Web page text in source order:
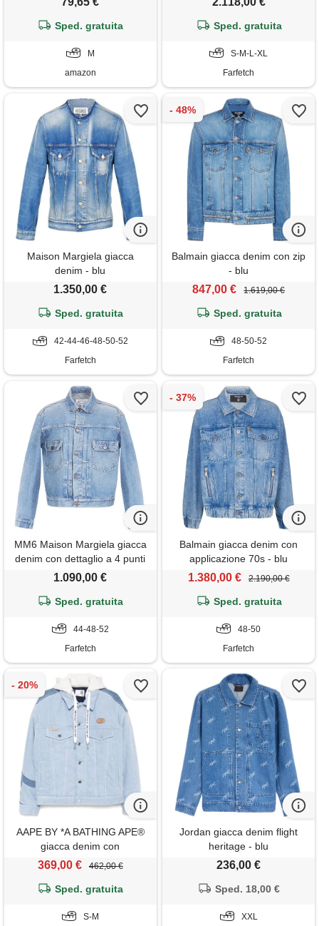
Sped. gratuita
M
amazon
Sped. gratuita
S-M-L-XL
Farfetch
Maison Margiela giacca
denim - blu
1.350,00 €
Sped. gratuita
42-44-46-48-50-52
Farfetch
Balmain giacca denim con zip
- blu
847,00 € 1.619,00 €
Sped. gratuita
48-50-52
Farfetch
MM6 Maison Margiela giacca
denim con dettaglio a 4 punti
di cucitura - blu
1.090,00 €
Sped. gratuita
44-48-52
Farfetch
Balmain giacca denim con
applicazione 70s - blu
1.380,00 € 2.190,00 €
Sped. gratuita
48-50
Farfetch
AAPE BY *A BATHING APE®
giacca denim con
applicazione logo - blu
369,00 € 462,00 €
Sped. gratuita
S-M
Jordan giacca denim flight
heritage - blu
236,00 €
Sped. 18,00 €
XXL